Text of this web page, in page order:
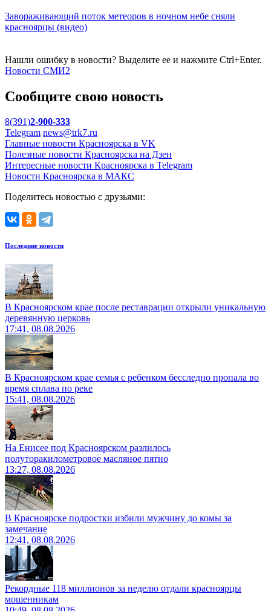
Завораживающий поток метеоров в ночном небе сняли
красноярцы (видео)
Нашли ошибку в новости? Выделите ее и нажмите Ctrl+Enter.
Новости СМИ2
Сообщите свою новость
8(391)2-900-333
Telegram news@trk7.ru
Главные новости Красноярска в VK
Полезные новости Красноярска на Дзен
Интересные новости Красноярска в Telegram
Новости Красноярска в МАКС
Поделитесь новостью с друзьями:
Последние новости
В Красноярском крае после реставрации открыли уникальную
деревянную церковь
17:41, 08.08.2026
В Красноярском крае семья с ребенком бесследно пропала во
время сплава по реке
15:41, 08.08.2026
На Енисее под Красноярском разлилось
полуторакилометровое масляное пятно
13:27, 08.08.2026
В Красноярске подростки избили мужчину до комы за
замечание
12:41, 08.08.2026
Рекордные 118 миллионов за неделю отдали красноярцы
мошенникам